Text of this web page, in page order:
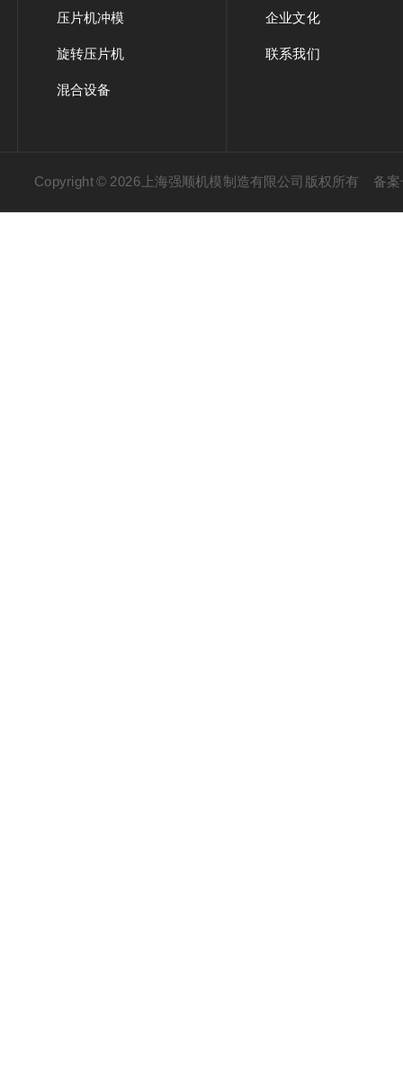
压片机冲模
旋转压片机
混合设备
企业文化
联系我们
Copyright © 2026上海强顺机模制造有限公司版权所有 备